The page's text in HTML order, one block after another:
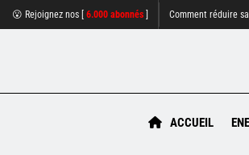
😮 Rejoignez nos [ 6.000 abonnés Comment réduire
ACCUEIL